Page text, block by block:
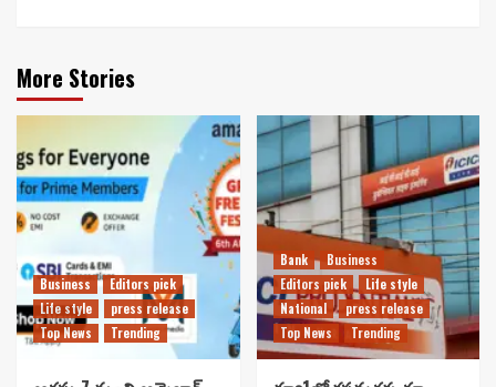
More Stories
Business
Editors pick
Life style
press release
Top News
Trending
Bank
Business
Editors pick
Life style
National
press release
Top News
Trending